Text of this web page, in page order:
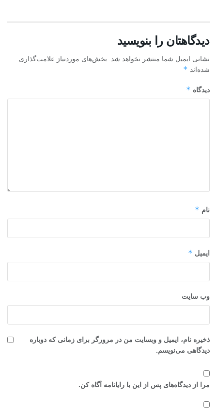
دیدگاهتان را بنویسید
نشانی ایمیل شما منتشر نخواهد شد.
بخش‌های موردنیاز علامت‌گذاری
شده‌اند *
دیدگاه *
نام *
ایمیل *
وب‌ سایت
ذخیره نام، ایمیل و وبسایت من در مرورگر برای زمانی که دوباره
دیدگاهی می‌نویسم.
مرا از دیدگاه‌های پس از این با رایانامه آگاه کن.